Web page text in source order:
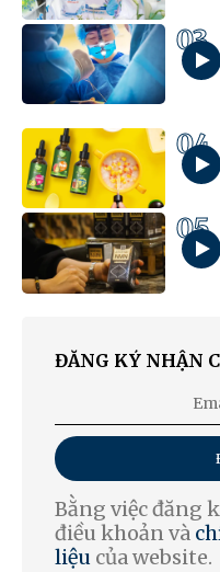
03
04
05
ĐĂNG KÝ NHẬN
Bằng việc đăng
điều khoản và
liệu của website.